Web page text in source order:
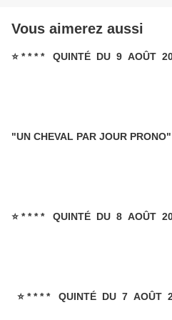
Vous aimerez aussi
"UN CHEVAL PAR JOUR